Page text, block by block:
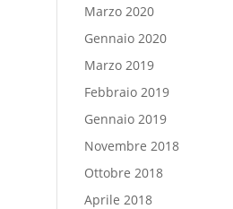
Marzo 2020
Gennaio 2020
Marzo 2019
Febbraio 2019
Gennaio 2019
Novembre 2018
Ottobre 2018
Aprile 2018